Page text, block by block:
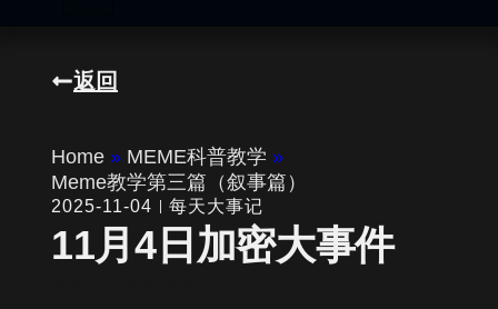
返回
Home » MEME科普教学 »
Meme教学第三篇（叙事篇）
2025-11-04 每天大事记
11月4日加密大事件